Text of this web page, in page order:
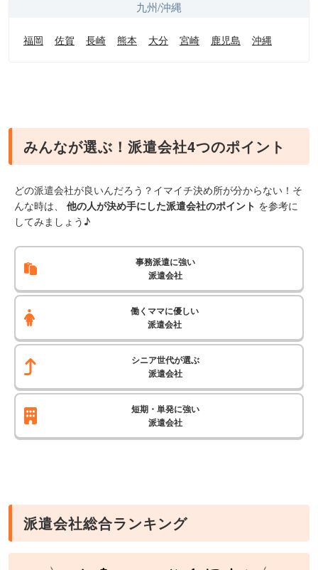
九州/沖縄
福岡 佐賀 長崎 熊本 大分 宮崎 鹿児島 沖縄
みんなが選ぶ！派遣会社4つのポイント
どの派遣会社が良いんだろう？イマイチ決め所が分からない！そ
んな時は、 他の人が決め手にした派遣会社のポイント を参考に
してみましょう♪
事務派遣に強い
派遣会社
働くママに優しい
派遣会社
シニア世代が選ぶ
派遣会社
短期・単発に強い
派遣会社
派遣会社総合ランキング